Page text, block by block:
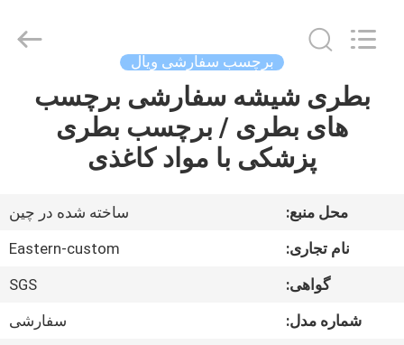
صفحه
اصلی
محصولات
درباره
Industry
برچسب سفارشی ویال
بطری شیشه سفارشی برچسب
های بطری / برچسب بطری
پزشکی با مواد کاغذی
محل منبع:
ساخته شده در چین
نام تجاری:
Eastern-custom
گواهی:
SGS
شماره مدل:
سفارشی